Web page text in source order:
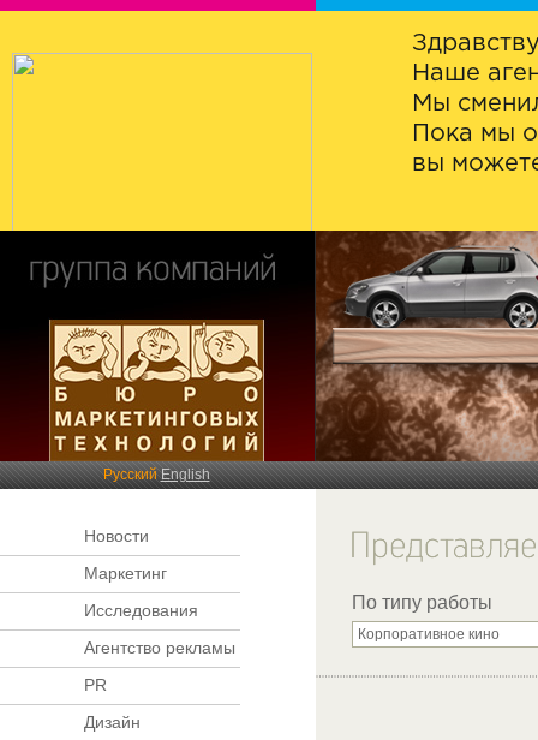
Наше
Мы
Пока мы
вы
РусскийEnglish
Новости
Маркетинг
Исследования
Агентство рекламы
PR
Дизайн
По типу работы